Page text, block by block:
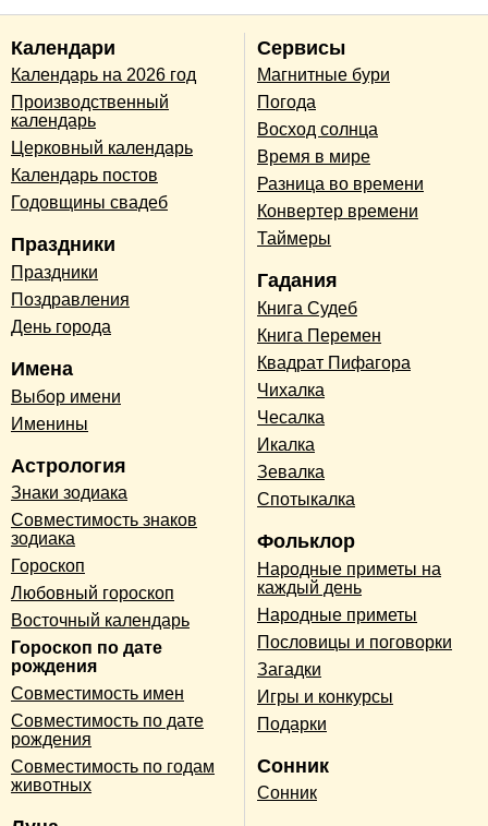
Календари
Календарь на 2026 год
Производственный
календарь
Церковный календарь
Календарь постов
Годовщины свадеб
Праздники
Праздники
Поздравления
День города
Имена
Выбор имени
Именины
Астрология
Знаки зодиака
Совместимость знаков
зодиака
Гороскоп
Любовный гороскоп
Восточный календарь
Гороскоп по дате
рождения
Совместимость имен
Совместимость по дате
рождения
Совместимость по годам
животных
Сервисы
Магнитные бури
Погода
Восход солнца
Время в мире
Разница во времени
Конвертер времени
Таймеры
Гадания
Книга Судеб
Книга Перемен
Квадрат Пифагора
Чихалка
Чесалка
Икалка
Зевалка
Спотыкалка
Фольклор
Народные приметы на
каждый день
Народные приметы
Пословицы и поговорки
Загадки
Игры и конкурсы
Подарки
Сонник
Сонник